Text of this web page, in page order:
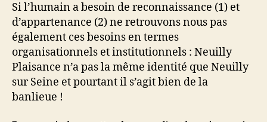
Si l’humain a besoin de reconnaissance (1) et
d’appartenance (2) ne retrouvons nous pas
également ces besoins en termes
organisationnels et institutionnels : Neuilly
Plaisance n’a pas la même identité que Neuilly
sur Seine et pourtant il s’agit bien de la
banlieue !